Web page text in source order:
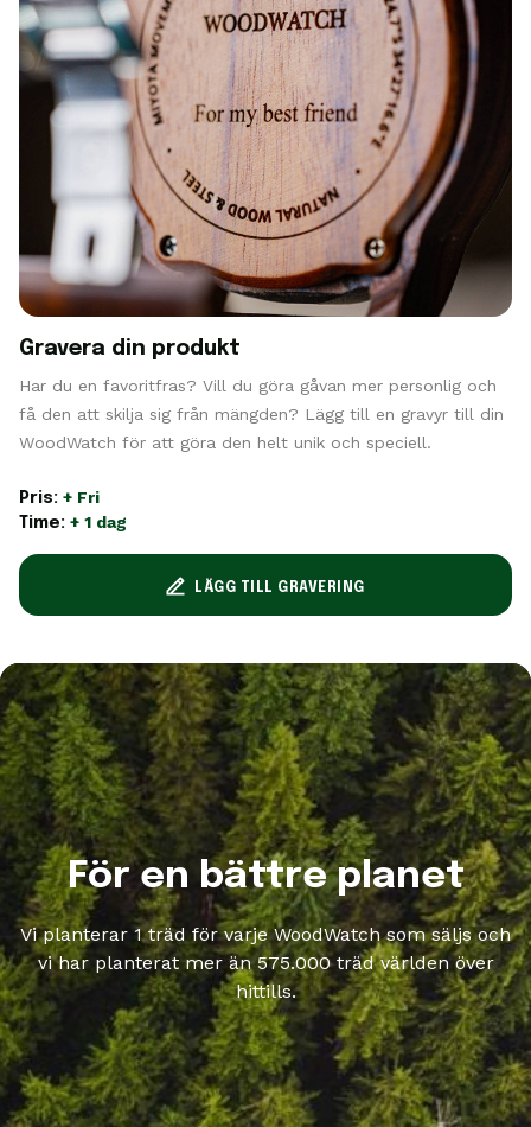
Gravera din produkt
Har du en favoritfras? Vill du göra gåvan mer personlig och
få den att skilja sig från mängden? Lägg till en gravyr till din
WoodWatch för att göra den helt unik och speciell.
Pris: + Fri
Time: + 1 dag
LÄGG TILL GRAVERING
För en bättre planet
Vi planterar 1 träd för varje WoodWatch som säljs och
vi har planterat mer än 575.000 träd världen över
hittills.